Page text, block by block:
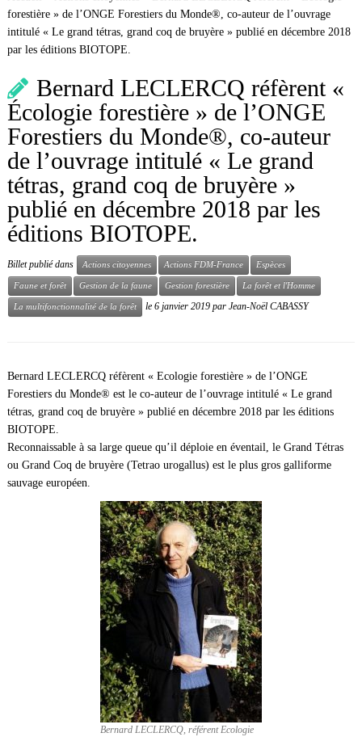
forestière » de l’ONGE Forestiers du Monde®, co-auteur de l’ouvrage
intitulé « Le grand tétras, grand coq de bruyère » publié en décembre 2018
par les éditions BIOTOPE.
Bernard LECLERCQ réfèrent «
Écologie forestière » de l’ONGE
Forestiers du Monde®, co-auteur
de l’ouvrage intitulé « Le grand
tétras, grand coq de bruyère »
publié en décembre 2018 par les
éditions BIOTOPE.
Billet publié dans Actions citoyennes Actions FDM-France Espèces
Faune et forêt Gestion de la faune Gestion forestière La forêt et l'Homme
La multifonctionnalité de la forêt le 6 janvier 2019 par Jean-Noël CABASSY
Bernard LECLERCQ réfèrent « Ecologie forestière » de l’ONGE
Forestiers du Monde® est le co-auteur de l’ouvrage intitulé « Le grand
tétras, grand coq de bruyère » publié en décembre 2018 par les éditions
BIOTOPE.
Reconnaissable à sa large queue qu’il déploie en éventail, le Grand Tétras
ou Grand Coq de bruyère (Tetrao urogallus) est le plus gros galliforme
sauvage européen.
Bernard LECLERCQ, référent Ecologie